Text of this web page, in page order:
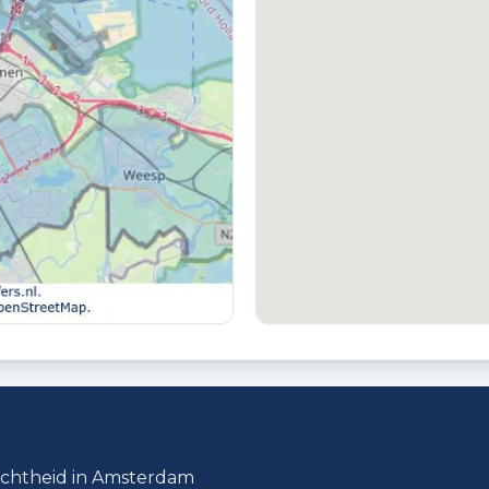
VVE ONDERHOUDSPLAN
Ja
PARKEREN
Betaald parkeren, openbaar parkeren en
parkeervergunningen
in Amsterdam